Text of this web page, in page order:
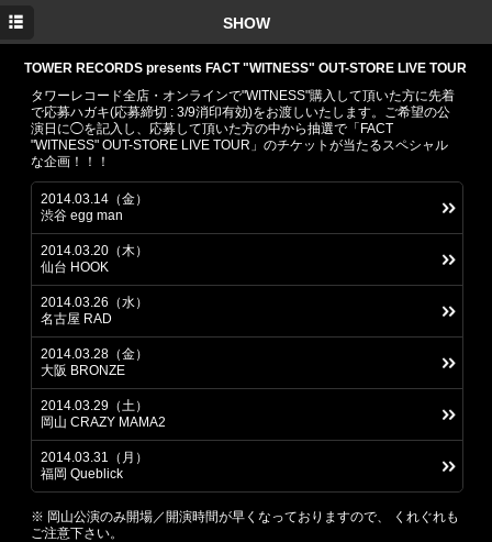
SHOW
TOWER RECORDS presents FACT "WITNESS" OUT-STORE LIVE TOUR
タワーレコード全店・オンラインで"WITNESS"購入して頂いた方に先着
で応募ハガキ(応募締切 : 3/9消印有効)をお渡しいたします。ご希望の公
演日に◯を記入し、応募して頂いた方の中から抽選で「FACT
"WITNESS" OUT-STORE LIVE TOUR」のチケットが当たるスペシャル
な企画！！！
2014.03.14（金）
渋谷 egg man
2014.03.20（木）
仙台 HOOK
2014.03.26（水）
名古屋 RAD
2014.03.28（金）
大阪 BRONZE
2014.03.29（土）
岡山 CRAZY MAMA2
2014.03.31（月）
福岡 Queblick
※ 岡山公演のみ開場／開演時間が早くなっておりますので、 くれぐれも
ご注意下さい。
INFORMATION
MEDIA
SHOW
DISC
PROFILE
GOODS
YouTube
TWITTER
Facebook